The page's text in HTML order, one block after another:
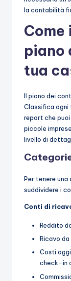
la contabilità
Come
piano
tua
Il piano dei
Classifica ogni
report che
piccole
livello di
Per tenere una
suddividere i
Conti di
Reddito
Ricavo
Costi
check-in